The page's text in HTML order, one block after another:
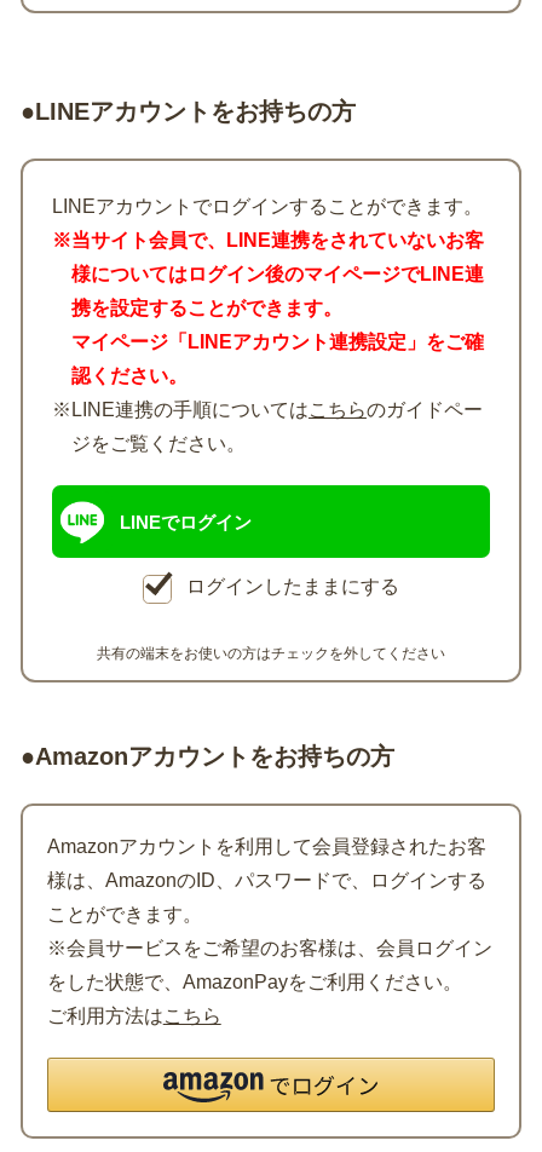
●LINEアカウントをお持ちの方
LINEアカウントでログインすることができます。
※当サイト会員で、LINE連携をされていないお客
様についてはログイン後のマイページでLINE連
携を設定することができます。
マイページ「LINEアカウント連携設定」をご確
認ください。
※LINE連携の手順についてはこちらのガイドペー
ジをご覧ください。
LINEでログイン
ログインしたままにする
共有の端末をお使いの方はチェックを外してください
●Amazonアカウントをお持ちの方
Amazonアカウントを利用して会員登録されたお客
様は、AmazonのID、パスワードで、ログインする
ことができます。
※会員サービスをご希望のお客様は、会員ログイン
をした状態で、AmazonPayをご利用ください。
ご利用方法はこちら